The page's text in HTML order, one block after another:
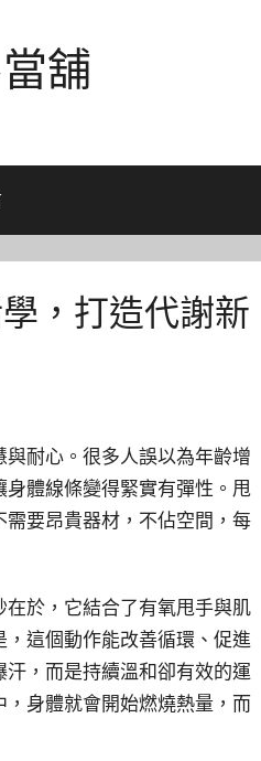
舖
，打造代謝新
耐心。很多人誤以為年齡增
體線條變得緊實有彈性。甩
要昂貴器材，不佔空間，每
於，它結合了有氧甩手與肌
這個動作能改善循環、促進
，而是持續溫和卻有效的運
身體就會開始燃燒熱量，而